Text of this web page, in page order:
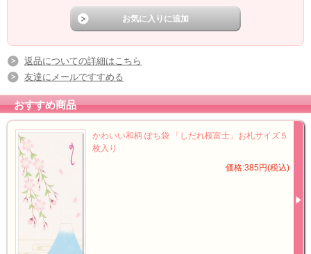
返品についての詳細はこちら
友達にメールですすめる
おすすめ商品
かわいい和柄 ぽち袋 「しだれ桜富士」お札サイズ５
枚入り
価格:385円(税込)